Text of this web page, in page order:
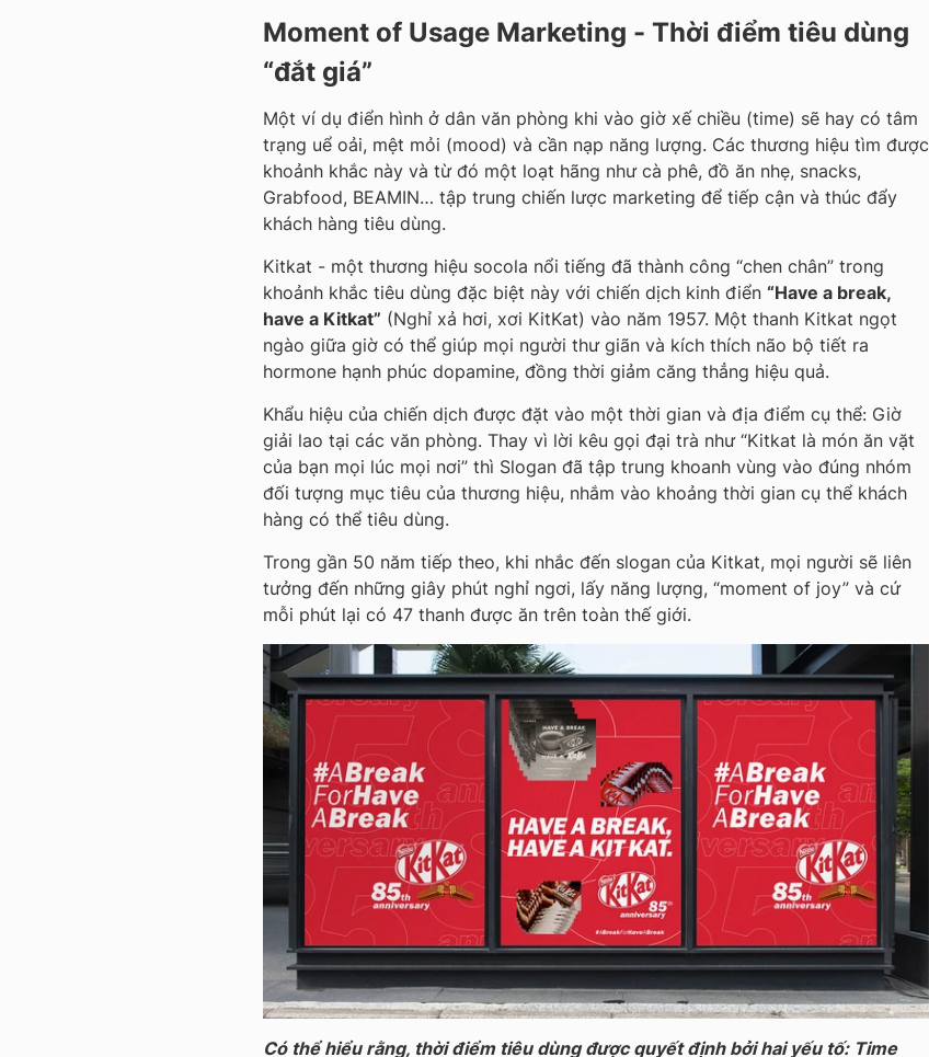
Moment of Usage Marketing - Thời điểm tiêu dùng
“đắt giá”
Một ví dụ điển hình ở dân văn phòng khi vào giờ xế chiều (time) sẽ hay có tâm
trạng uể oải, mệt mỏi (mood) và cần nạp năng lượng. Các thương hiệu tìm được
khoảnh khắc này và từ đó một loạt hãng như cà phê, đồ ăn nhẹ, snacks,
Grabfood, BEAMIN… tập trung chiến lược marketing để tiếp cận và thúc đẩy
khách hàng tiêu dùng.
Kitkat - một thương hiệu socola nổi tiếng đã thành công “chen chân” trong
khoảnh khắc tiêu dùng đặc biệt này với chiến dịch kinh điển “Have a break,
have a Kitkat” (Nghỉ xả hơi, xơi KitKat) vào năm 1957. Một thanh Kitkat ngọt
ngào giữa giờ có thể giúp mọi người thư giãn và kích thích não bộ tiết ra
hormone hạnh phúc dopamine, đồng thời giảm căng thẳng hiệu quả.
Khẩu hiệu của chiến dịch được đặt vào một thời gian và địa điểm cụ thể: Giờ
giải lao tại các văn phòng. Thay vì lời kêu gọi đại trà như “Kitkat là món ăn vặt
của bạn mọi lúc mọi nơi” thì Slogan đã tập trung khoanh vùng vào đúng nhóm
đối tượng mục tiêu của thương hiệu, nhắm vào khoảng thời gian cụ thể khách
hàng có thể tiêu dùng.
Trong gần 50 năm tiếp theo, khi nhắc đến slogan của Kitkat, mọi người sẽ liên
tưởng đến những giây phút nghỉ ngơi, lấy năng lượng, “moment of joy” và cứ
mỗi phút lại có 47 thanh được ăn trên toàn thế giới.
Có thể hiểu rằng, thời điểm tiêu dùng được quyết định bởi hai yếu tố: Time